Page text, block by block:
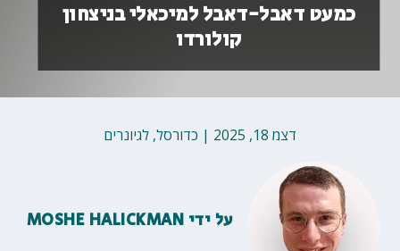
כמעט דאבל-דאבל למיכאלי בניצחון
קולורדו
דצמ 18, 2025 | כדורסל, לגיונרים
על ידי MOSHE HALICKMAN